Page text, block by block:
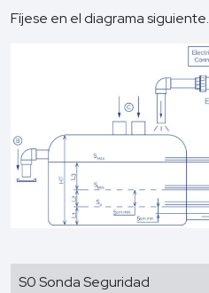
Fíjese en el diagrama siguiente.
S0 Sonda Seguridad